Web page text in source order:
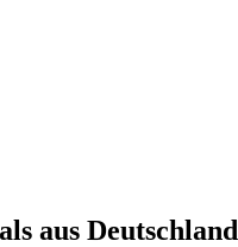
aus Deutschland